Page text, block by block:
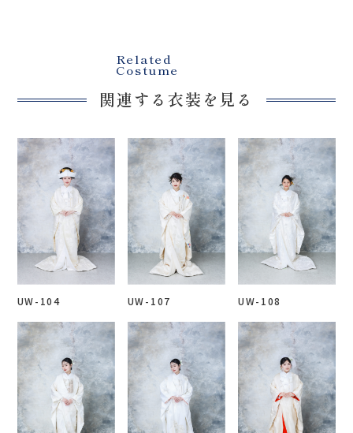
Related
Costume
関連する衣装を見る
UW-104 UW-107 UW-108